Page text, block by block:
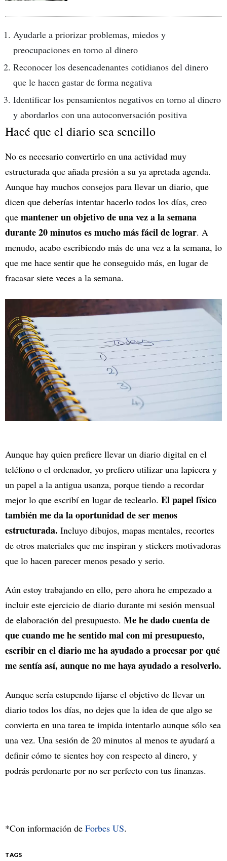
Ayudarle a priorizar problemas, miedos y
preocupaciones en torno al dinero
Reconocer los desencadenantes cotidianos del dinero
que le hacen gastar de forma negativa
Identificar los pensamientos negativos en torno al dinero
y abordarlos con una autoconversación positiva
Hacé que el diario sea sencillo
No es necesario convertirlo en una actividad muy
estructurada que añada presión a su ya apretada agenda.
Aunque hay muchos consejos para llevar un diario, que
dicen que deberías intentar hacerlo todos los días, creo
que mantener un objetivo de una vez a la semana
durante 20 minutos es mucho más fácil de lograr. A
menudo, acabo escribiendo más de una vez a la semana, lo
que me hace sentir que he conseguido más, en lugar de
fracasar siete veces a la semana.
Aunque hay quien prefiere llevar un diario digital en el
teléfono o el ordenador, yo prefiero utilizar una lapicera y
un papel a la antigua usanza, porque tiendo a recordar
mejor lo que escribí en lugar de teclearlo. El papel físico
también me da la oportunidad de ser menos
estructurada. Incluyo dibujos, mapas mentales, recortes
de otros materiales que me inspiran y stickers motivadoras
que lo hacen parecer menos pesado y serio.
Aún estoy trabajando en ello, pero ahora he empezado a
incluir este ejercicio de diario durante mi sesión mensual
de elaboración del presupuesto. Me he dado cuenta de
que cuando me he sentido mal con mi presupuesto,
escribir en el diario me ha ayudado a procesar por qué
me sentía así, aunque no me haya ayudado a resolverlo.
Aunque sería estupendo fijarse el objetivo de llevar un
diario todos los días, no dejes que la idea de que algo se
convierta en una tarea te impida intentarlo aunque sólo sea
una vez. Una sesión de 20 minutos al menos te ayudará a
definir cómo te sientes hoy con respecto al dinero, y
podrás perdonarte por no ser perfecto con tus finanzas.
*Con información de Forbes US.
TAGS